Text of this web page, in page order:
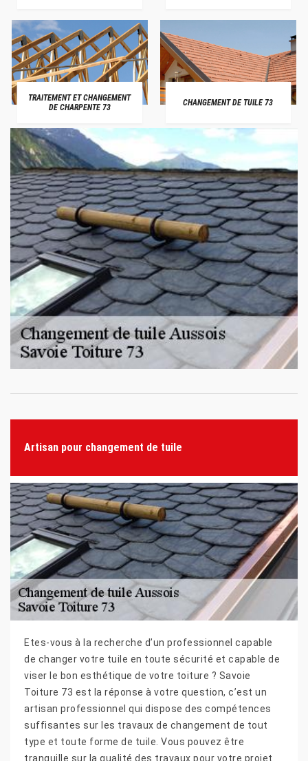
TRAITEMENT ET CHANGEMENT
DE CHARPENTE 73
CHANGEMENT DE TUILE 73
Artisan pour changement de tuile
Etes-vous à la recherche d’un professionnel capable
de changer votre tuile en toute sécurité et capable de
viser le bon esthétique de votre toiture ? Savoie
Toiture 73 est la réponse à votre question, c’est un
artisan professionnel qui dispose des compétences
suffisantes sur les travaux de changement de tout
type et toute forme de tuile. Vous pouvez être
tranquille sur la qualité des travaux pour votre projet.